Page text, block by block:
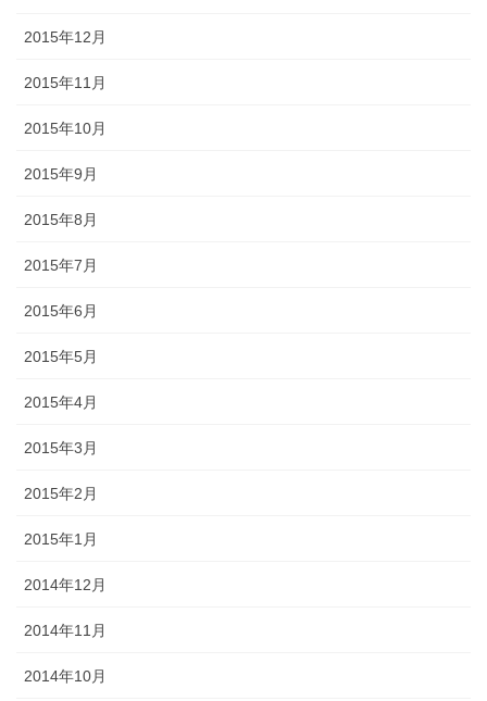
2015年12月
2015年11月
2015年10月
2015年9月
2015年8月
2015年7月
2015年6月
2015年5月
2015年4月
2015年3月
2015年2月
2015年1月
2014年12月
2014年11月
2014年10月